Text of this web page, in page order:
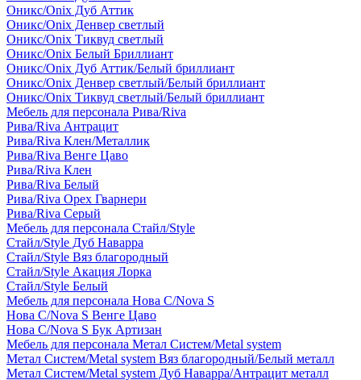
Оникс/Onix Дуб Аттик
Оникс/Onix Денвер светлый
Оникс/Onix Тиквуд светлый
Оникс/Onix Белый Бриллиант
Оникс/Onix Дуб Аттик/Белый бриллиант
Оникс/Onix Денвер светлый/Белый бриллиант
Оникс/Onix Тиквуд светлый/Белый бриллиант
Мебель для персонала Рива/Riva
Рива/Riva Антрацит
Рива/Riva Клен/Металлик
Рива/Riva Венге Цаво
Рива/Riva Клен
Рива/Riva Белый
Рива/Riva Орех Гварнери
Рива/Riva Серый
Мебель для персонала Стайл/Style
Стайл/Style Дуб Наварра
Стайл/Style Вяз благородный
Стайл/Style Акация Лорка
Стайл/Style Белый
Мебель для персонала Нова С/Nova S
Нова С/Nova S Венге Цаво
Нова С/Nova S Бук Артизан
Мебель для персонала Метал Систем/Metal system
Метал Систем/Metal system Вяз благородный/Белый металл
Метал Систем/Metal system Дуб Наварра/Антрацит металл